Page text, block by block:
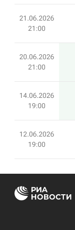
21.06.2026
21:00
20.06.2026
21:00
14.06.2026
19:00
12.06.2026
19:00